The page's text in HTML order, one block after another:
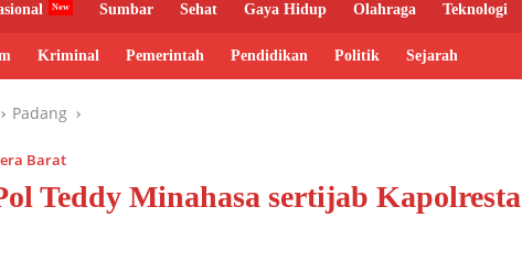
Sumbar Sehat Gaya Hidup Olahraga Teknologi
Kriminal Pemerintah Pendidikan Politik Sejarah
Padang
Barat
Teddy Minahasa sertijab Kapolresta